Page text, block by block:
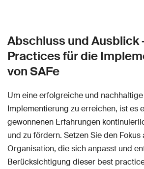
Abschluss und Ausblick
Practices für die
von SAFe
Um eine erfolgreiche und
Implementierung zu erreichen, ist es
gewonnenen Erfahrungen
und zu fördern. Setzen Sie den
Organisation, die sich anpasst und
Berücksichtigung dieser best